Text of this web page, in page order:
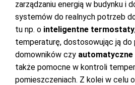
zarządzaniu energią w budynku i
systemów do realnych potrzeb
tu np. o inteligentne termostaty
temperaturę, dostosowując ją do
domowników czy
także pomocne w kontroli
pomieszczeniach. Z kolei w celu